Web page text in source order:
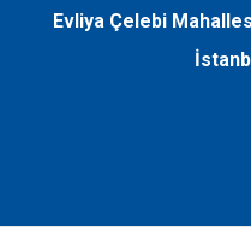
Evliya Çelebi